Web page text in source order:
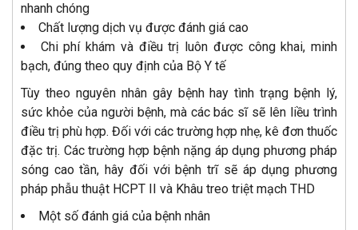
nhanh chóng
Chất lượng dịch vụ được đánh giá cao
Chi phí khám và điều trị luôn được công khai, minh
bạch, đúng theo quy định của Bộ Y tế
Tùy theo nguyên nhân gây bệnh hay tình trạng bệnh lý,
sức khỏe của người bệnh, mà các bác sĩ sẽ lên liều trình
điều trị phù hợp. Đối với các trường hợp nhẹ, kê đơn thuốc
đặc trị. Các trường hợp bệnh nặng áp dụng phương pháp
sóng cao tần, hây đối với bệnh trĩ sẽ áp dụng phương
pháp phẫu thuật HCPT II và Khâu treo triệt mạch THD
Một số đánh giá của bệnh nhân